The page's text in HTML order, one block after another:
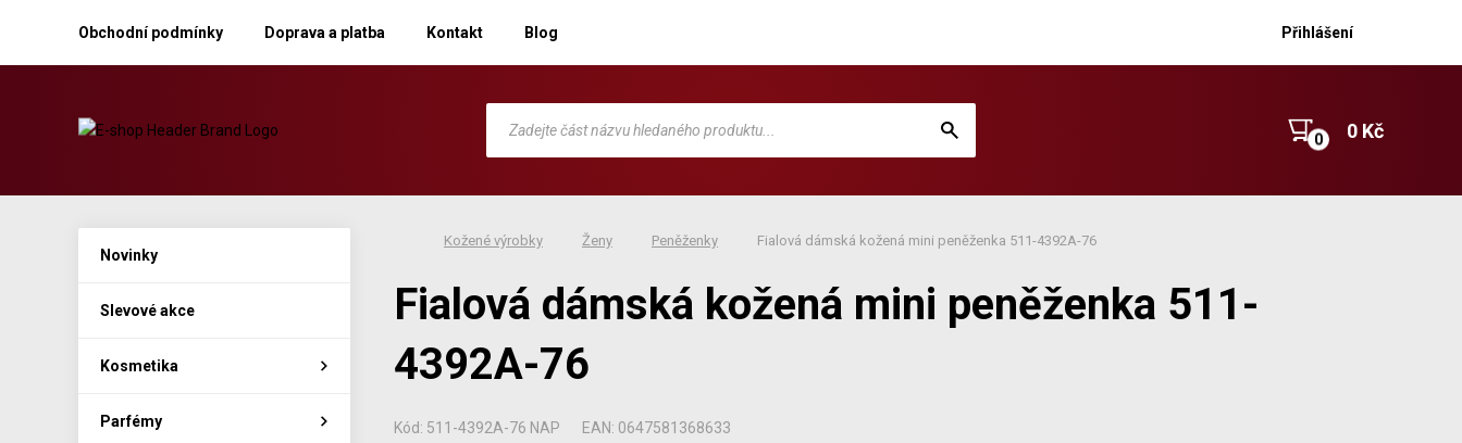
Obchodní podmínky Doprava a platba Kontakt Blog Přihlášení
0 Kč
Kožené výrobky Ženy Peněženky Fialová dámská kožená mini peněženka 511-4392A-76
Fialová dámská kožená mini peněženka 511-
4392A-76
Kód: 511-4392A-76 NAP EAN: 0647581368633
Novinky
Slevové akce
Kosmetika
Parfémy